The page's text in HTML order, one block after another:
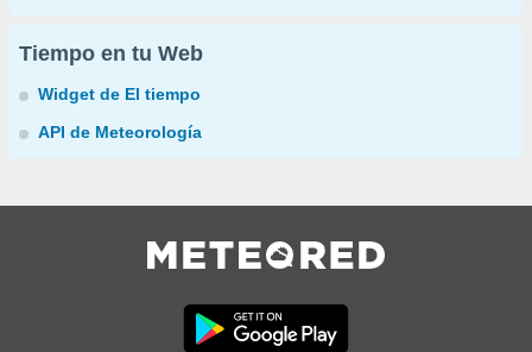
Tiempo en tu Web
Widget de El tiempo
API de Meteorología